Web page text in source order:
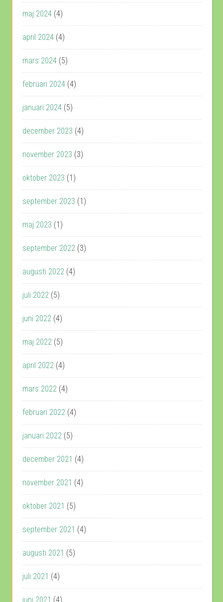
maj 2024 (4)
april 2024 (4)
mars 2024 (5)
februari 2024 (4)
januari 2024 (5)
december 2023 (4)
november 2023 (3)
oktober 2023 (1)
september 2023 (1)
maj 2023 (1)
september 2022 (3)
augusti 2022 (4)
juli 2022 (5)
juni 2022 (4)
maj 2022 (5)
april 2022 (4)
mars 2022 (4)
februari 2022 (4)
januari 2022 (5)
december 2021 (4)
november 2021 (4)
oktober 2021 (5)
september 2021 (4)
augusti 2021 (5)
juli 2021 (4)
juni 2021 (4)